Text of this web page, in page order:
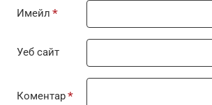
Имейл
Уеб сайт
Коментар